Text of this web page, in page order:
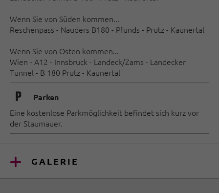
Wenn Sie von Süden kommen...
Reschenpass - Nauders B180 - Pfunds - Prutz - Kaunertal
Wenn Sie von Osten kommen...
Wien - A12 - Innsbruck - Landeck/Zams - Landecker
Tunnel - B 180 Prutz - Kaunertal
🐈 Parken
Eine kostenlose Parkmöglichkeit befindet sich kurz vor
der Staumauer.
GALERIE